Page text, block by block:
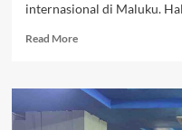
internasional di Maluku.
Read MoreRead
Polsek
Banda
Kawal